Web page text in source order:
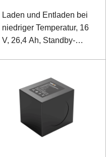
Laden und Entladen bei
niedriger Temperatur, 16
V, 26,4 Ah, Standby-
Energiespeicherbatterie